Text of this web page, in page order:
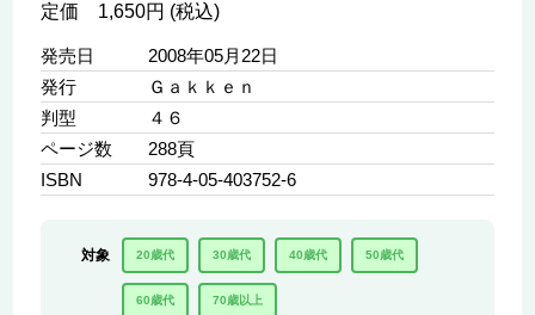
定価 1,650円 (税込)
発売日
2008年05月22日
発行
Ｇａｋｋｅｎ
判型
４６
ページ数
288頁
ISBN
978-4-05-403752-6
対象 20歳代 30歳代 40歳代 50歳代
60歳代 70歳以上